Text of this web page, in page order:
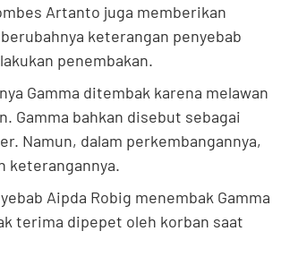
Artanto juga memberikan
keterangan penyebab
penembakan.
Gamma ditembak karena melawan
Gamma bahkan disebut sebagai
Namun, dalam perkembangannya,
keterangannya.
Aipda Robig menembak Gamma
terima dipepet oleh korban saat